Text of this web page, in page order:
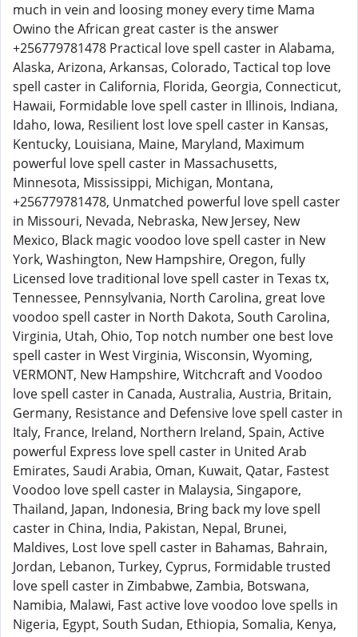
much in vein and loosing money every time Mama
Owino the African great caster is the answer
+256779781478 Practical love spell caster in Alabama,
Alaska, Arizona, Arkansas, Colorado, Tactical top love
spell caster in California, Florida, Georgia, Connecticut,
Hawaii, Formidable love spell caster in Illinois, Indiana,
Idaho, Iowa, Resilient lost love spell caster in Kansas,
Kentucky, Louisiana, Maine, Maryland, Maximum
powerful love spell caster in Massachusetts,
Minnesota, Mississippi, Michigan, Montana,
+256779781478, Unmatched powerful love spell caster
in Missouri, Nevada, Nebraska, New Jersey, New
Mexico, Black magic voodoo love spell caster in New
York, Washington, New Hampshire, Oregon, fully
Licensed love traditional love spell caster in Texas tx,
Tennessee, Pennsylvania, North Carolina, great love
voodoo spell caster in North Dakota, South Carolina,
Virginia, Utah, Ohio, Top notch number one best love
spell caster in West Virginia, Wisconsin, Wyoming,
VERMONT, New Hampshire, Witchcraft and Voodoo
love spell caster in Canada, Australia, Austria, Britain,
Germany, Resistance and Defensive love spell caster in
Italy, France, Ireland, Northern Ireland, Spain, Active
powerful Express love spell caster in United Arab
Emirates, Saudi Arabia, Oman, Kuwait, Qatar, Fastest
Voodoo love spell caster in Malaysia, Singapore,
Thailand, Japan, Indonesia, Bring back my love spell
caster in China, India, Pakistan, Nepal, Brunei,
Maldives, Lost love spell caster in Bahamas, Bahrain,
Jordan, Lebanon, Turkey, Cyprus, Formidable trusted
love spell caster in Zimbabwe, Zambia, Botswana,
Namibia, Malawi, Fast active love voodoo love spells in
Nigeria, Egypt, South Sudan, Ethiopia, Somalia, Kenya,